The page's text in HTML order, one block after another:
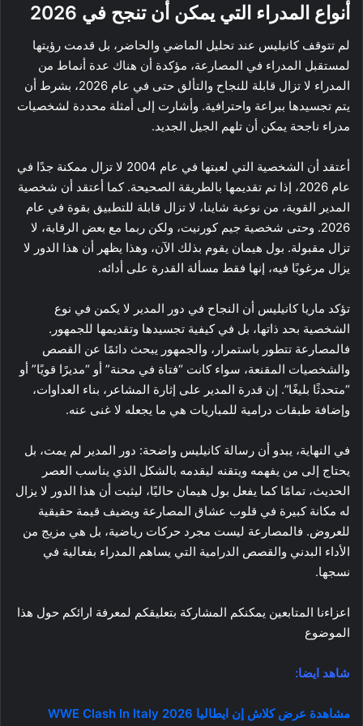
أنواع المدراء التي يمكن أن تنجح في 2026
لم تتوقف كانيليس عند تحليل الماضي والحاضر، بل قدمت رؤيتها
لمستقبل المدراء في المصارعة، مؤكدة أن هناك عدة أنماط من
المدراء لا تزال قابلة للنجاح والتألق حتى في عام 2026، بشرط أن
يتم تجسيدها ببراعة واحترافية. وأشارت إلى أمثلة محددة لشخصيات
مدراء ناجحة يمكن أن تلهم الجيل الجديد.
أعتقد أن الشخصية التي لعبتها في عام 2004 لا تزال ممكنة جدًا في
عام 2026، إذا تم تقديمها بالطريقة الصحيحة. كما أعتقد أن شخصية
المدير القوية، من نوعية شاينا، لا تزال قابلة للتطبيق بقوة في عام
2026. وحتى شخصية جيم كورنيت، ولكن ربما مع بعض الرقابة، لا
تزال مقبولة. بول هيمان يقوم بذلك الآن، وهذا يظهر أن هذا الدور لا
يزال مرغوبًا فيه، إنها فقط مسألة القدرة على أدائه.
تؤكد ماريا كانيليس أن النجاح في دور المدير لا يكمن في نوع
الشخصية بحد ذاتها، بل في كيفية تجسيدها وتقديمها للجمهور.
فالمصارعة تتطور باستمرار، والجمهور يبحث دائمًا عن القصص
والشخصيات المقنعة، سواء كانت “فتاة في محنة” أو “مديرًا قويًا” أو
“متحدثًا بليغًا”. إن قدرة المدير على إثارة المشاعر، بناء العداوات،
وإضافة طبقات درامية للمباريات هي ما يجعله لا غنى عنه.
في النهاية، يبدو أن رسالة كانيليس واضحة: دور المدير لم يمت، بل
يحتاج إلى من يفهمه ويتقنه ليقدمه بالشكل الذي يناسب العصر
الحديث، تمامًا كما يفعل بول هيمان حاليًا، ليثبت أن هذا الدور لا يزال
له مكانة كبيرة في قلوب عشاق المصارعة ويضيف قيمة حقيقية
للعروض. فالمصارعة ليست مجرد حركات رياضية، بل هي مزيج من
الأداء البدني والقصص الدرامية التي يساهم المدراء بفعالية في
نسجها.
اعزاءنا المتابعين يمكنكم المشاركة بتعليقكم لمعرفة ارائكم حول هذا
الموضوع
شاهد ايضا:
مشاهدة عرض كلاش إن ايطاليا 2026 WWE Clash In Italy